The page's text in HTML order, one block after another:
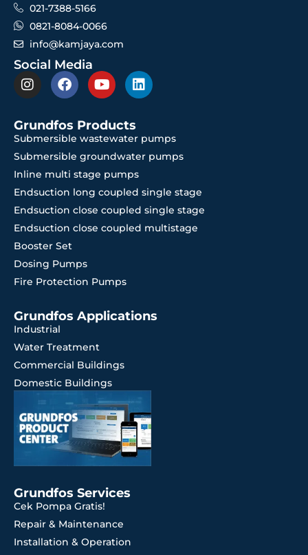
021-7388-5166
0821-8084-0066
info@kamjaya.com
Social Media
Grundfos Products
Submersible wastewater pumps
Submersible groundwater pumps
Inline multi stage pumps
Endsuction long coupled single stage
Endsuction close coupled single stage
Endsuction close coupled multistage
Booster Set
Dosing Pumps
Fire Protection Pumps
Grundfos Applications
Industrial
Water Treatment
Commercial Buildings
Domestic Buildings
Grundfos Services
Cek Pompa Gratis!
Repair & Maintenance
Installation & Operation